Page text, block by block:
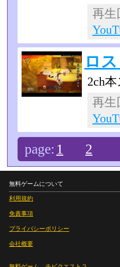
再
ロ
2ch
再
page: 1 2
無料ゲームについて
利用規約
免責事項
プライバシーポリシー
会社概要